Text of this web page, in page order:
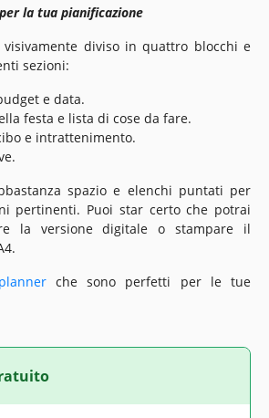
la tua pianificazione
diviso in quattro blocchi e
sezioni:
e data.
festa e lista di cose da fare.
e intrattenimento.
spazio e elenchi puntati per
pertinenti. Puoi star certo che potrai
la versione digitale o stampare il
che sono perfetti per le tue